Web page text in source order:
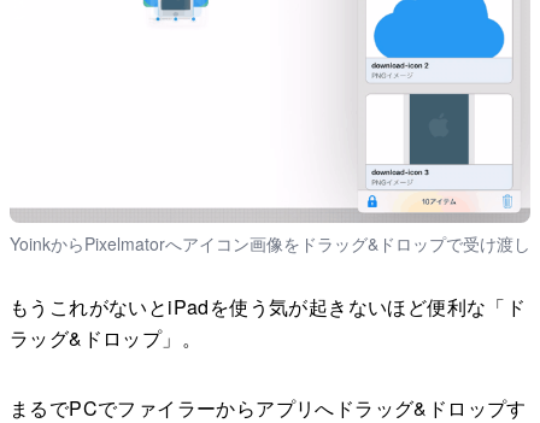
YoinkからPixelmatorへアイコン画像をドラッグ&ドロップで受け渡し
もうこれがないとiPadを使う気が起きないほど便利な「ド
ラッグ&ドロップ」。
まるでPCでファイラーからアプリへドラッグ&ドロップす